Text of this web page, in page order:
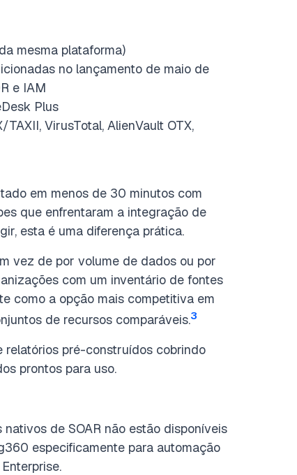
mesma plataforma)
no lançamento de maio de
e IAM
Plus
TAXII, VirusTotal, AlienVault OTX,
em menos de 30 minutos com
que enfrentaram a integração de
esta é uma diferença prática.
vez de por volume de dados ou por
com um inventário de fontes
como a opção mais competitiva em
de recursos comparáveis.3
relatórios pré-construídos cobrindo
prontos para uso.
nativos de SOAR não estão disponíveis
especificamente para automação